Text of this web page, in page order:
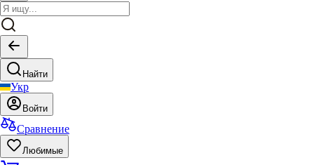
Найти
Укр
Войти
Сравнение
Любимые